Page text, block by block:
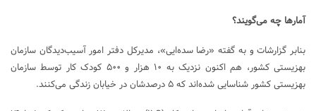
آمارها چه می‌گویند؟
بنابر گزارشات و به گفته «رضا سده‌ایی»، مدیرکل دفتر امور آسیب‌دیدگان سازمان
بهزیستی کشور، هم اکنون نزدیک به ۱۰ هزار و ۵۰۰ کودک کار توسط سازمان
بهزیستی کشور شناسایی شده‌اند که ۵ درصدشان در خیابان زندگی می‌کنند.